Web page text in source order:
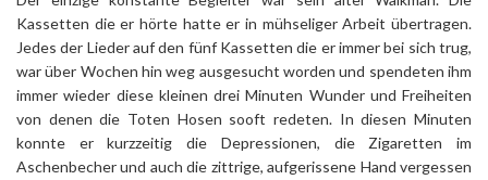
Kassetten die er hörte hatte er in mühseliger Arbeit übertragen.
Jedes der Lieder auf den fünf Kassetten die er immer bei sich trug,
war über Wochen hin weg ausgesucht worden und spendeten ihm
immer wieder diese kleinen drei Minuten Wunder und Freiheiten
von denen die Toten Hosen sooft redeten. In diesen Minuten
konnte er kurzzeitig die Depressionen, die Zigaretten im
Aschenbecher und auch die zittrige, aufgerissene Hand vergessen